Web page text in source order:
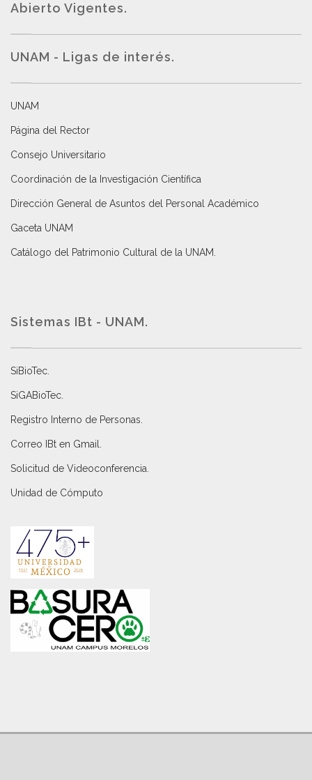
Abierto Vigentes.
UNAM - Ligas de interés.
UNAM
Página del Rector
Consejo Universitario
Coordinación de la Investigación Científica
Dirección General de Asuntos del Personal Académico
Gaceta UNAM
Catálogo del Patrimonio Cultural de la UNAM.
Sistemas IBt - UNAM.
SiBioTec
SiGABioTec.
Registro Interno de Personas
Correo IBt en Gmail
Solicitud de Videoconferencia.
Unidad de Cómputo